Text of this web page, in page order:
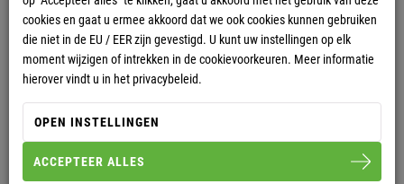
H
S
T
L
T
O
-63%
cookies en gaat u ermee akkoord dat we ook cookies kunnen gebruiken
die niet in de EU / EER zijn gevestigd. U kunt uw instellingen op elk
moment wijzigen of intrekken in de cookievoorkeuren. Meer informatie
hierover vindt u in het privacybeleid.
OPEN INSTELLINGEN
ACCEPTEER ALLES